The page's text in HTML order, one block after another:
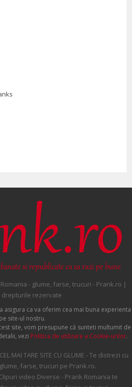
- glume, farse, trucuri - Prank.ro |
drepturile rezervate
asigura ca va oferim cea mai buna experienta
pe site-ul nostru.
site, vom presupune că sunteti multumit de
vezi Politica de utilizare a Cookie-urilor.
MAI TARE SITE CU GLUME - Te distrezi cu
farse, trucuri pe Prank.ro.
video Diverse - Prank Romania te